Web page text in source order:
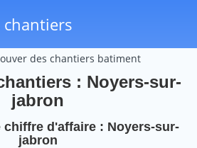
chantiers
des chantiers batiment
: Noyers-sur-
jabron
chiffre d'affaire : Noyers-sur-
jabron